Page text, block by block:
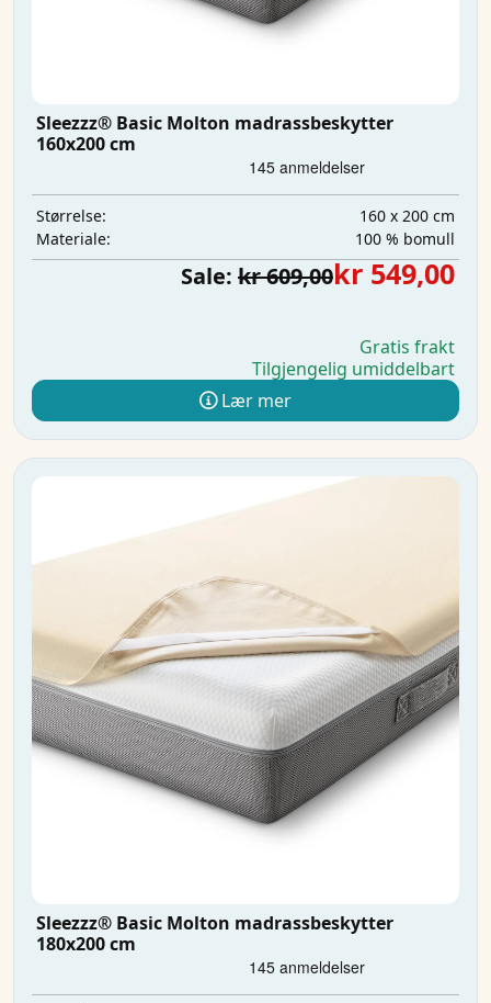
Sleezzz® Basic Molton madrassbeskytter
160x200 cm
Størrelse:
160 x 200 cm
Materiale:
100 % bomull
Sale: kr 609,00kr 549,00
Gratis frakt
Tilgjengelig umiddelbart
Lær mer
Sleezzz® Basic Molton madrassbeskytter
180x200 cm